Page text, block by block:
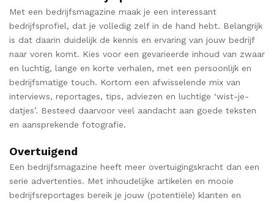
Met een bedrijfsmagazine maak je een interessant
bedrijfsprofiel, dat je volledig zelf in de hand hebt. Belangrijk
is dat daarin duidelijk de kennis en ervaring van jouw bedrijf
naar voren komt. Kies voor een gevarieerde inhoud van zwaar
en luchtig, lange en korte verhalen, met een persoonlijk en
bedrijfsmatige touch. Kortom een afwisselende mix van
interviews, reportages, tips, adviezen en luchtige ‘wist-je-
datjes’. Besteed daarvoor veel aandacht aan goede teksten
en aansprekende fotografie.
Overtuigend
Een bedrijfsmagazine heeft meer overtuigingskracht dan een
serie advertenties. Met inhoudelijke artikelen en mooie
bedrijfsreportages bereik je jouw (potentiële) klanten en